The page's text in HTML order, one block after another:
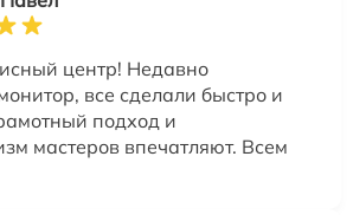
центр! Недавно
все сделали быстро и
подход и
мастеров впечатляют. Всем